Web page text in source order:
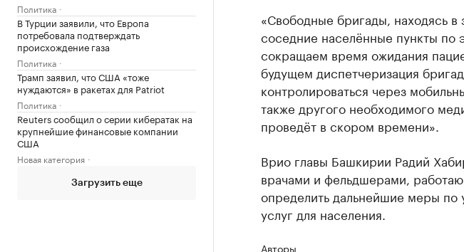
Политика
В Турции заявили, что Европа
потребовала подтверждать
происхождение газа
Политика
Трамп заявил, что США «тоже
нуждаются» в ракетах для Patriot
Политика
Reuters сообщил о серии кибератак на
крупнейшие финансовые компании
США
Новая категория
Загрузить еще
«Свободные бригады, находясь в
соседние населённые пункты
сокращаем время ожидания
будущем диспетчеризация
контролироваться через
также другого необходимого
проведёт в скором времени».
Врио главы Башкирии Радий
врачами и фельдшерами,
определить дальнейшие меры по
услуг для населения.
Авторы